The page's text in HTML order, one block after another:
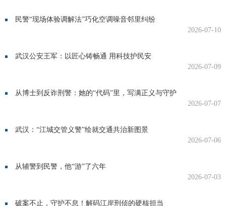
民警“现场体验调解法”巧化空调噪音邻里纠纷
2026-07-10
武汉公安王军：以匠心铸畅通 用科技护民安
2026-07-09
从博士到反诈刑警：她的“代码”里，写满正义与守护
2026-07-07
武汉：“江城交管义警”绘就交通共治新图景
2026-07-06
从辅警到民警，他“游”了六年
2026-07-03
破案不止，守护不息！解码江岸刑侦的硬核担当